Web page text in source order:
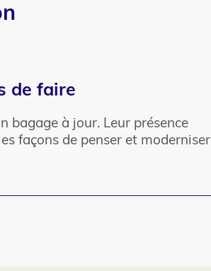
de faire
bagage à jour. Leur présence
façons de penser et moderniser